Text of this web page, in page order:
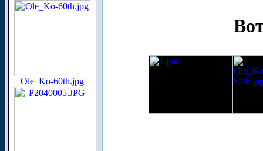
Ole_Ko-60th.jpg